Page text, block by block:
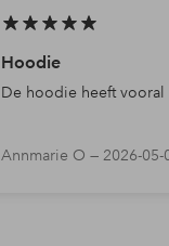
Hoodie
De hoodie heeft
Annmarie O —2026-05-